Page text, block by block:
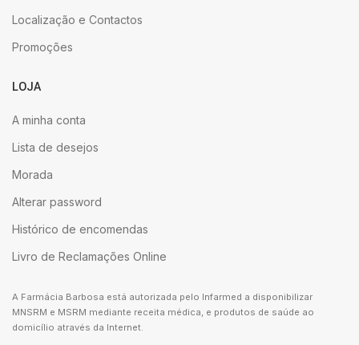
Localização e Contactos
Promoções
LOJA
A minha conta
Lista de desejos
Morada
Alterar password
Histórico de encomendas
Livro de Reclamações Online
A Farmácia Barbosa está autorizada pelo Infarmed a disponibilizar
MNSRM e MSRM mediante receita médica, e produtos de saúde ao
domicílio através da Internet.